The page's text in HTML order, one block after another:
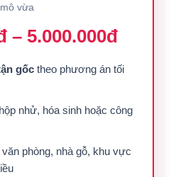
mô vừa
– 5.000.000đ
gốctheo phương án tối
nhử, hóa sinh hoặc công
phòng, nhà gỗ, khu vực